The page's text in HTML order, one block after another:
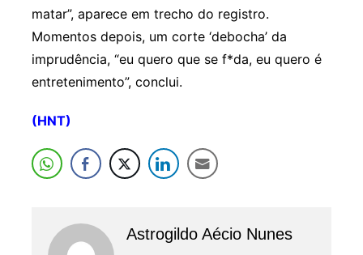
matar”, aparece em trecho do registro.
Momentos depois, um corte ‘debocha’ da
imprudência, “eu quero que se f*da, eu quero é
entretenimento”, conclui.
(HNT)
Astrogildo Aécio Nunes